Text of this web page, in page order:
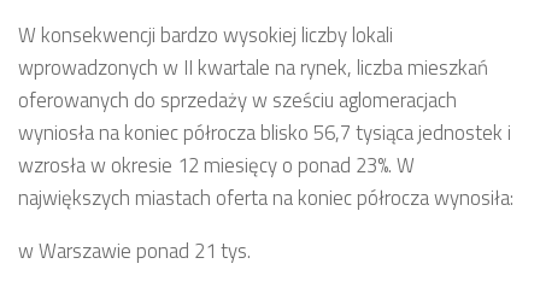
W konsekwencji bardzo wysokiej liczby lokali
wprowadzonych w II kwartale na rynek, liczba mieszkań
oferowanych do sprzedaży w sześciu aglomeracjach
wyniosła na koniec półrocza blisko 56,7 tysiąca jednostek i
wzrosła w okresie 12 miesięcy o ponad 23%. W
największych miastach oferta na koniec półrocza wynosiła:
w Warszawie ponad 21 tys.